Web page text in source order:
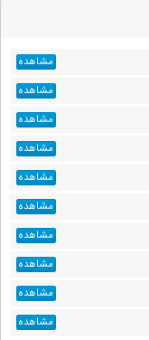
مشاهده
مشاهده
مشاهده
مشاهده
مشاهده
مشاهده
مشاهده
مشاهده
مشاهده
مشاهده